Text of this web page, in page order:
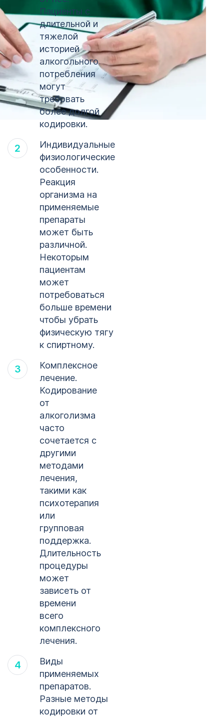
Пациенты с
длительной и
тяжелой
историей
алкогольного
потребления
могут
требовать
более долгой
кодировки.
Индивидуальные
физиологические
особенности.
Реакция
организма на
применяемые
препараты
может быть
различной.
Некоторым
пациентам
может
потребоваться
больше времени
чтобы убрать
физическую тягу
к спиртному.
Комплексное
лечение.
Кодирование
от
алкоголизма
часто
сочетается с
другими
методами
лечения,
такими как
психотерапия
или
групповая
поддержка.
Длительность
процедуры
может
зависеть от
времени
всего
комплексного
лечения.
Виды
применяемых
препаратов.
Разные методы
кодировки от
ОСТАВИТЬ ЗАЯВКУ
политикой
конфиденциальности
Кодирование
алкоголизма
Курган
ОСТАВИТЬ ЗАЯВКУ
политикой
конфиденциальности